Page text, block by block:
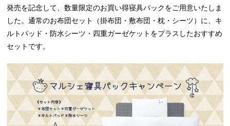
発売を記念して、数量限定のお買い得寝具パックをご用意いたしま
した。通常のお布団セット（掛布団・敷布団・枕・シーツ）に、キ
ルトパッド・防水シーツ・四重ガーゼケットをプラスしたおすすめ
セットです。